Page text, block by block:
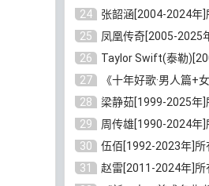
24
张韶涵[2004-2024年]所有专辑歌曲合集 [无损MP3/
25
凤凰传奇[2005-2025年]所有专辑歌曲合集[无损WAV/
26
Taylor Swift(泰勒)[2006-2024年]所有歌曲合集打包[无损
27
《十年好歌·男人篇+女人篇》黄金国语珍藏6CD[无损
28
梁静茹[1999-2025年]所有专辑全部歌曲打包[无损FLAC/
29
周传雄[1990-2024年]所有专辑歌曲全集[无损FLAC/
30
伍佰[1992-2023年]所有专辑歌曲合集[高品质MP3/
31
赵雷[2011-2024年]所有专辑歌曲打包[无损FLAC/